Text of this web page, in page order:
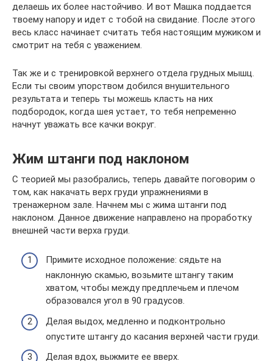
делаешь их более настойчиво. И вот Машка поддается
твоему напору и идет с тобой на свидание. После этого
весь класс начинает считать тебя настоящим мужиком и
смотрит на тебя с уважением.
Так же и с тренировкой верхнего отдела грудных мышц.
Если ты своим упорством добился внушительного
результата и теперь ты можешь класть на них
подбородок, когда шея устает, то тебя непременно
начнут уважать все качки вокруг.
Жим штанги под наклоном
С теорией мы разобрались, теперь давайте поговорим о
том, как накачать верх груди упражнениями в
тренажерном зале. Начнем мы с жима штанги под
наклоном. Данное движение направлено на проработку
внешней части верха груди.
Примите исходное положение: сядьте на
наклонную скамью, возьмите штангу таким
хватом, чтобы между предплечьем и плечом
образовался угол в 90 градусов.
Делая выдох, медленно и подконтрольно
опустите штангу до касания верхней части груди.
Делая вдох, выжмите ее вверх.